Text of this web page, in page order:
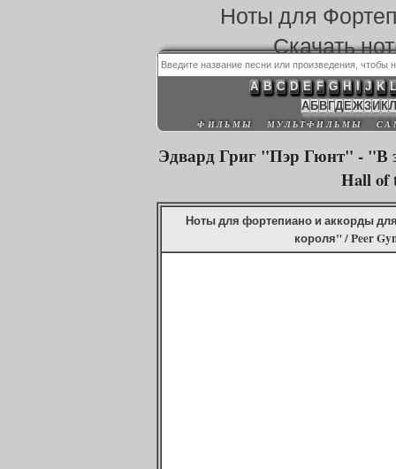
Ноты для
Скачать
A B C D E F G H I J K L
А Б В ГД ЕЖЗ И КЛ
ФИЛЬМЫ МУЛЬТФИЛЬМЫ
Эдвард Григ "Пэр Гюнт" - "В
Hall of
Ноты для фортепиано и аккорды
короля" / Peer